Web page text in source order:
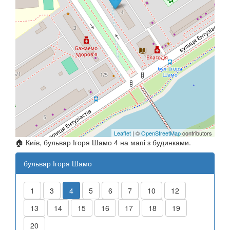
Leaflet | ©OpenStreetMapcontributors
🏠 Київ, бульвар Ігоря Шамо 4 на мапі з будинками.
бульвар Ігоря Шамо
1 3 4 5 6 7 10
12
13
14 15 16 17 18
19
20